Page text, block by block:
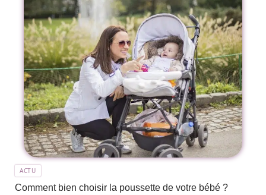
ACTU
Comment bien choisir la poussette de votre bébé ?